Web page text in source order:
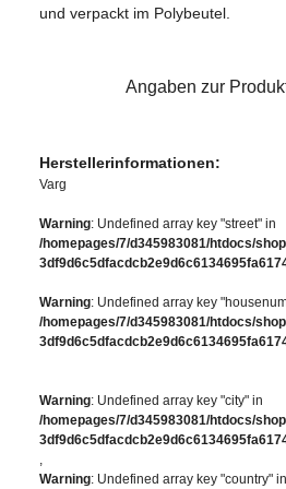
und verpackt im Polybeutel.
Angaben zur
Herstellerinformationen:
Varg
Warning: Undefined array key "street" in
/homepages/7/d345983081/htdocs/
Warning: Undefined array key
/homepages/7/d345983081/htdocs/
Warning: Undefined array key "city" in
/homepages/7/d345983081/htdocs/
,
Warning: Undefined array key "country" in